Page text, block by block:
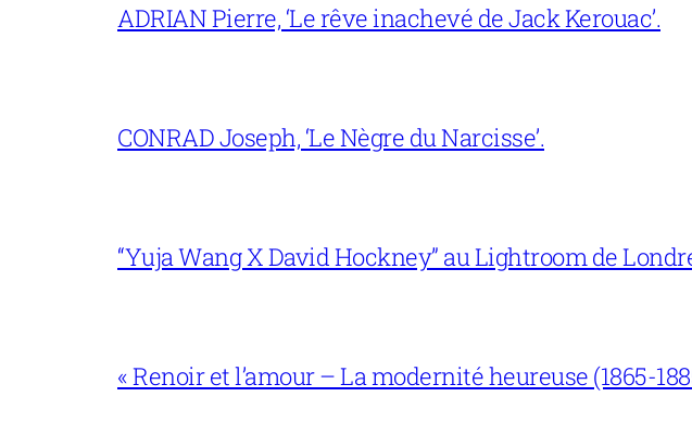
ADRIAN Pierre, ‘Le rêve inachevé de Jack Kerouac’.
CONRAD Joseph, ‘Le Nègre du Narcisse’.
“Yuja Wang X David Hockney” au Lightroom de
« Renoir et l’amour – La modernité heureuse (1865-